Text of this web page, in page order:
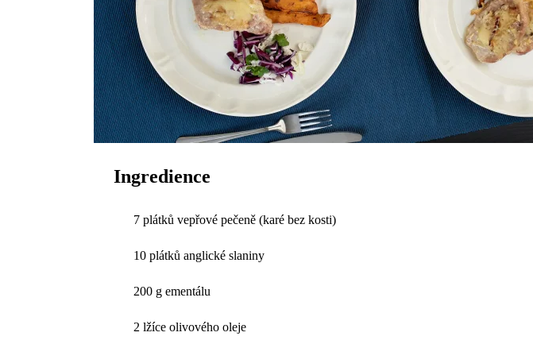
Ingredience
7 plátků vepřové pečeně (karé bez kosti)
10 plátků anglické slaniny
200 g ementálu
2 lžíce olivového oleje